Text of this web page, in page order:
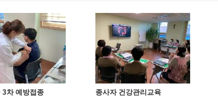
3차 예방접종 종사자 건강관리교육